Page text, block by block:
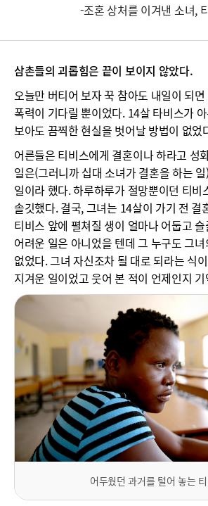
-조혼 상처를 이겨낸 소녀,
삼촌들의 괴롭힘은 끝이 보이지 않았다.
오늘만 버티어 보자 꾹 참아도 내일이 되
폭력이 기다릴 뿐이었다. 14살 타비스가
보아도 끔찍한 현실을 벗어날 방법이 없었
어른들은 티비스에게 결혼이나 하라고 성
일은(그러니까 십대 소녀가 결혼을 하는
일이라 했다. 하루하루가 절망뿐이던 티비
솔깃했다. 결국, 그녀는 14살이 가기 전 결
티비스 앞에 펼쳐질 생이 얼마나 어둡고
어려운 일은 아니었을 텐데 그 누구도 그
없었다. 그녀 자신조차 될 대로 되라는 식
지겨운 일이었고 웃어 본 적이 언제인지
어두웠던 과거를 털어 놓는